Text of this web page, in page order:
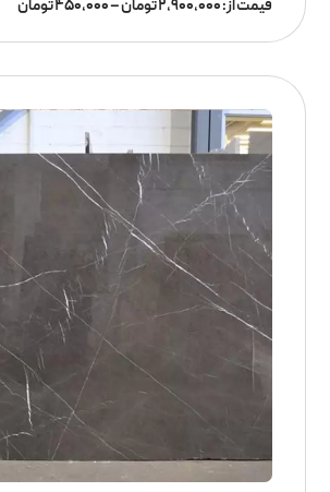
قیمت از:۲,۹۰۰,۰۰۰تومان–۴۵۰,۰۰۰تومان